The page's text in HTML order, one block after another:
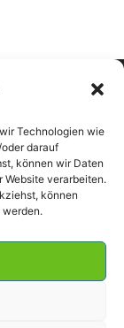
Technologien wie
darauf
können wir Daten
Website verarbeiten.
können
werden.